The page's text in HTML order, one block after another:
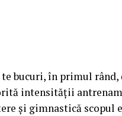
bucuri, în primul rând,
intensității
și gimnastică scopul